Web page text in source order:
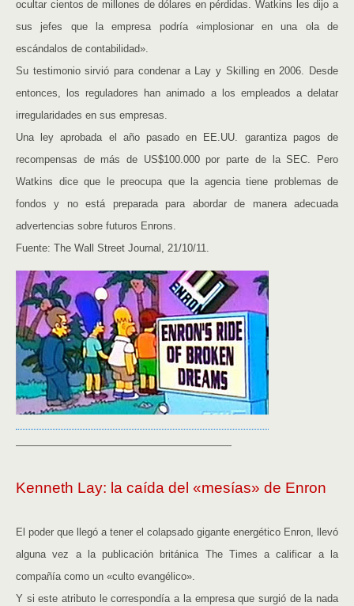
ocultar cientos de millones de dólares en pérdidas. Watkins les dijo a
sus jefes que la empresa podría «implosionar en una ola de
escándalos de contabilidad».
Su testimonio sirvió para condenar a Lay y Skilling en 2006. Desde
entonces, los reguladores han animado a los empleados a delatar
irregularidades en sus empresas.
Una ley aprobada el año pasado en EE.UU. garantiza pagos de
recompensas de más de US$100.000 por parte de la SEC. Pero
Watkins dice que le preocupa que la agencia tiene problemas de
fondos y no está preparada para abordar de manera adecuada
advertencias sobre futuros Enrons.
Fuente: The Wall Street Journal, 21/10/11.
—————————————————————
Kenneth Lay: la caída del «mesías» de Enron
El poder que llegó a tener el colapsado gigante energético Enron, llevó
alguna vez a la publicación británica The Times a calificar a la
compañía como un «culto evangélico».
Y si este atributo le correspondía a la empresa que surgió de la nada